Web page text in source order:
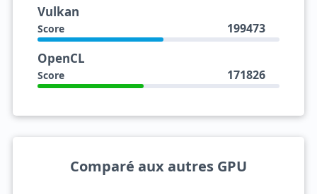
Vulkan
Score 199473
OpenCL
Score 171826
Comparé aux autres GPU